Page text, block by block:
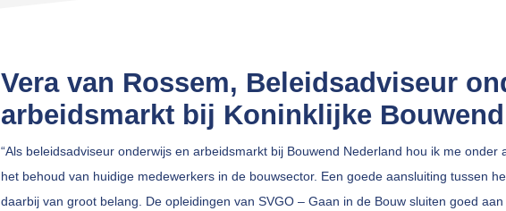
Vera van Rossem, Beleidsadviseur
arbeidsmarkt bij Koninklijke Bouwend
“Als beleidsadviseur onderwijs en arbeidsmarkt bij Bouwend Nederland hou ik me
het behoud van huidige medewerkers in de bouwsector. Een goede aansluiting tussen
daarbij van groot belang. De opleidingen van SVGO – Gaan in de Bouw sluiten goed